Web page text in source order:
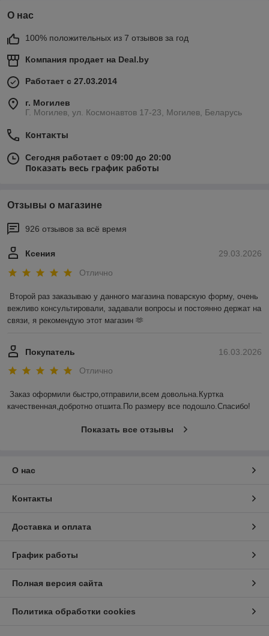
О нас
100% положительных из 7 отзывов за год
Компания продает на Deal.by
Работает с 27.03.2014
г. Могилев
Г. Могилев, ул. Космонавтов 17-23, Могилев, Беларусь
Контакты
Сегодня работает с 09:00 до 20:00
Показать весь график работы
Отзывы о магазине
926 отзывов за всё время
29.03.2026
Ксения
Отлично
Второй раз заказываю у данного магазина поварскую форму, очень
вежливо консультировали, задавали вопросы и постоянно держат на
связи, я рекомендую этот магазин 🫶
16.03.2026
Покупатель
Отлично
Заказ оформили быстро,отправили,всем довольна.Куртка
качественная,добротно отшита.По размеру все подошло.Спасибо!
Показать все отзывы
О нас
Контакты
Доставка и оплата
График работы
Полная версия сайта
Политика обработки cookies